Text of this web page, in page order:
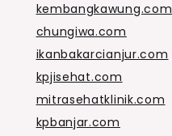
kembangkawung.com
chungiwa.com
ikanbakarcianjur.com
kpjisehat.com
mitrasehatklinik.com
kpbanjar.com